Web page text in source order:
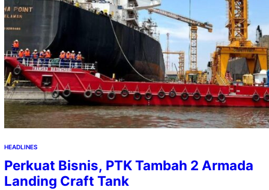
HEADLINES
Perkuat Bisnis, PTK Tambah 2 Armada
Landing Craft Tank